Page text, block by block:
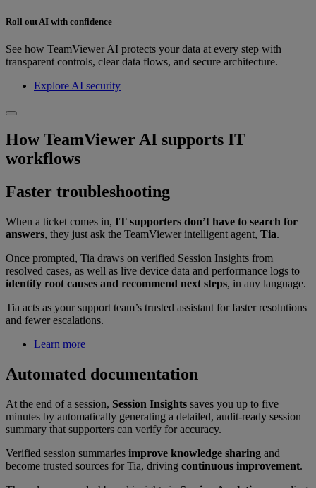
Roll out AI with confidence
See how TeamViewer AI protects your data at every step with
transparent controls, clear data flows, and secure architecture.
Explore AI security
How TeamViewer AI supports IT
workflows
Faster troubleshooting
When a ticket comes in, IT supporters don’t have to search for
answers, they just ask the TeamViewer intelligent agent, Tia.
Once prompted, Tia draws on verified Session Insights from
resolved cases, as well as live device data and performance logs to
identify root causes and recommend next steps, in any language.
Tia acts as your support team’s trusted assistant for faster resolutions
and fewer escalations.
Learn more
Automated documentation
At the end of a session, Session Insights saves you up to five
minutes by automatically generating a detailed, audit-ready session
summary that supporters can verify for accuracy.
Verified session summaries improve knowledge sharing and
become trusted sources for Tia, driving continuous improvement.